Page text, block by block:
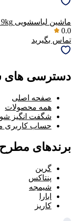
ماشین لباسشویی 9kg گرین مدل GWM90DDA-S.W
0.0
تماس بگیرید
دسترسی های
صفحه اصلی
همه محصولات
شگفت انگیز شو
حساب کاربری
برندهای مطرح
گرین
پنتاکس
شیمجه
ابارا
کاریز